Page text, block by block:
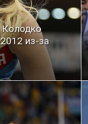
Колодко
из-за